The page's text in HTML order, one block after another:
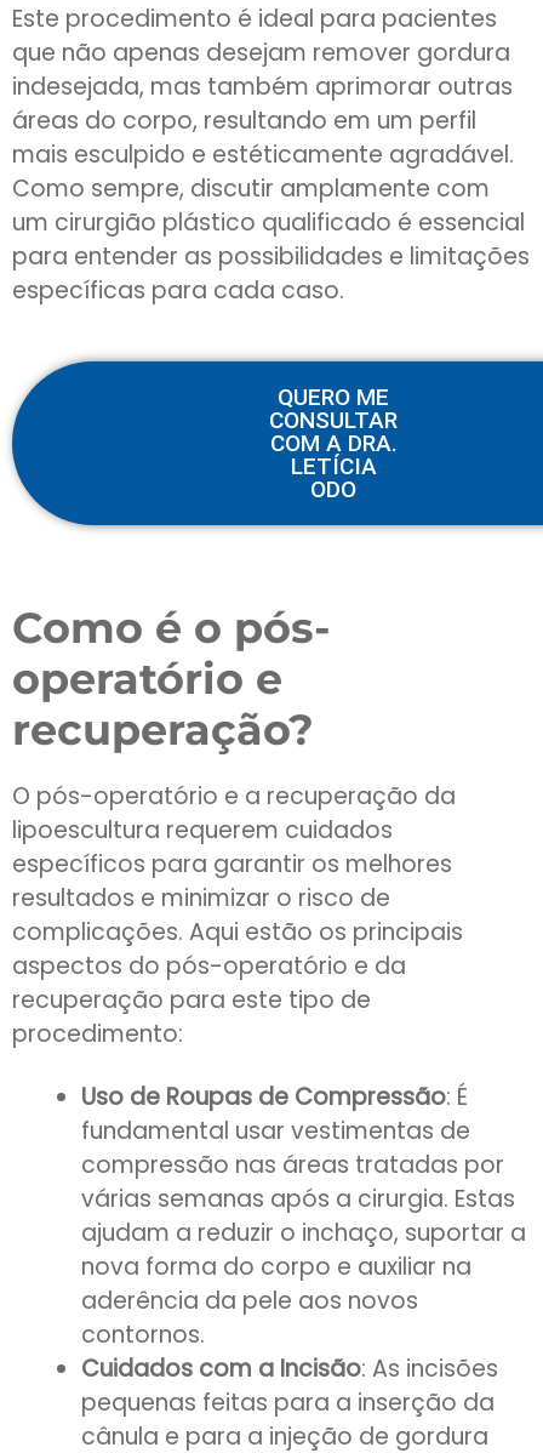
Este procedimento é ideal para pacientes
que não apenas desejam remover gordura
indesejada, mas também aprimorar outras
áreas do corpo, resultando em um perfil
mais esculpido e estéticamente agradável.
Como sempre, discutir amplamente com
um cirurgião plástico qualificado é essencial
para entender as possibilidades e limitações
específicas para cada caso.
QUERO ME
CONSULTAR
COM A DRA.
LETÍCIA
ODO
Como é o pós-
operatório e
recuperação?
O pós-operatório e a recuperação da
lipoescultura requerem cuidados
específicos para garantir os melhores
resultados e minimizar o risco de
complicações. Aqui estão os principais
aspectos do pós-operatório e da
recuperação para este tipo de
procedimento:
Uso de Roupas de Compressão: É
fundamental usar vestimentas de
compressão nas áreas tratadas por
várias semanas após a cirurgia. Estas
ajudam a reduzir o inchaço, suportar a
nova forma do corpo e auxiliar na
aderência da pele aos novos
contornos.
Cuidados com a Incisão: As incisões
pequenas feitas para a inserção da
cânula e para a injeção de gordura